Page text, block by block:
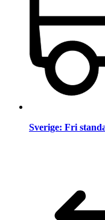
Sverige: Fri